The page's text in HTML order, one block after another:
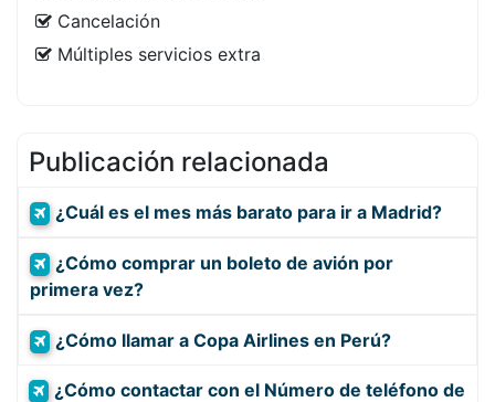
Cancelación
Múltiples servicios extra
Publicación relacionada
¿Cuál es el mes más barato para ir a Madrid?
¿Cómo comprar un boleto de avión por
primera vez?
¿Cómo llamar a Copa Airlines en Perú?
¿Cómo contactar con el Número de teléfono de